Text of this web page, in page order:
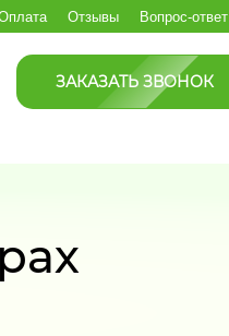
Отзывы Вопрос-ответ
ЗАКАЗАТЬ ЗВОНОК